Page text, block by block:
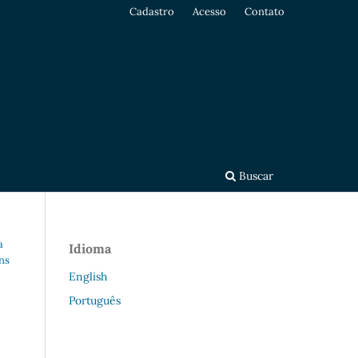
Buscar
Cadastro Acesso Contato
Idioma
English
Português